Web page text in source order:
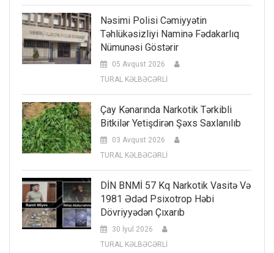
Nəsimi Polisi Cəmiyyətin
Təhlükəsizliyi Naminə Fədakarlıq
Nümunəsi Göstərir
05 Avqust 2026
TURAL KƏLBƏCƏRLİ
Çay Kənarında Narkotik Tərkibli
Bitkilər Yetişdirən Şəxs Saxlanılıb
03 Avqust 2026
TURAL KƏLBƏCƏRLİ
DİN BNMİ 57 Kq Narkotik Vasitə Və
1981 Ədəd Psixotrop Həbi
Dövriyyədən Çıxarıb
30 İyul 2026
TURAL KƏLBƏCƏRLİ